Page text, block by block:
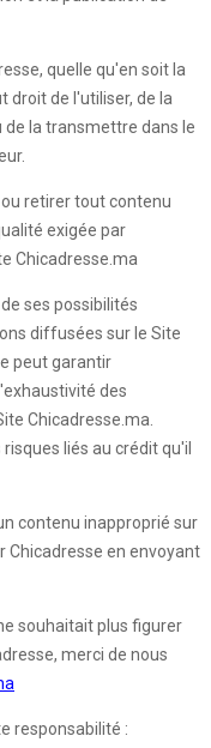
quelle qu'en soit la
droit de l'utiliser, de la
la transmettre dans le
retirer tout contenu
exigée par
Chicadresse.ma
ses possibilités
diffusées sur le Site
peut garantir
des
Chicadresse.ma.
liés au crédit qu'il
contenu inapproprié sur
Chicadresse en envoyant
souhaitait plus figurer
merci de nous
responsabilité :